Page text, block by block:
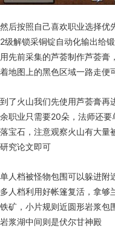
然后按照自己喜欢职业选择优
2级解锁采铜锭自动化输出给
用先前采集的芦荟制作芦荟膏
着地图上的黑色区域一路走便
到了火山我们先使用芦荟膏再
余职业只需要20朵，法师还
落宝石，注意观察火山有大量
研究论文即可
单人档被怪物包围可以躲进附
多人档利用好帐篷复活，拿够
铁矿，小片规则近圆形岩浆包
岩浆湖中间则是伏尔甘神殿